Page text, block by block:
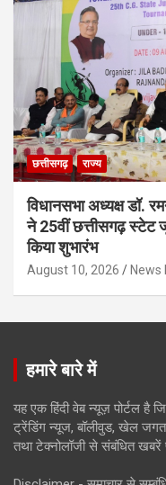
छत्तीसगढ़ राज्य
विधानसभा अध्यक्ष डॉ.
ने 25वीं छत्तीसगढ़ स्टेट
किया शुभारंभ
August 10, 2026 News
हमारे बारे में
यह एक हिंदी वेब न्यूज़ पोर्टल है
ट्रेंडिंग न्यूज, बॉलीवुड, खेल
तथा टेक्नोलॉजी से संबंधित खबरें